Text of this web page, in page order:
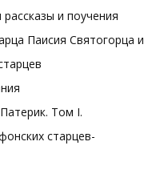
и поучения
Паисия Святогорца и
Том I.
старцев-